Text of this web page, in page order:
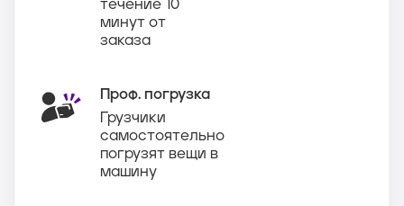
течение 10
минут от
заказа
Проф. погрузка
Грузчики
самостоятельно
погрузят вещи в
машину